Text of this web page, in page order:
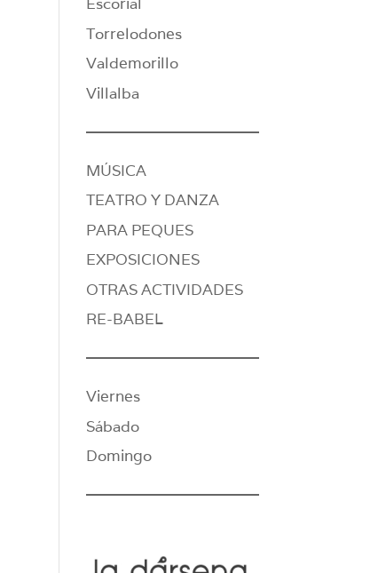
Escorial
Torrelodones
Valdemorillo
Villalba
MÚSICA
TEATRO Y DANZA
PARA PEQUES
EXPOSICIONES
OTRAS ACTIVIDADES
RE-BABEL
Viernes
Sábado
Domingo